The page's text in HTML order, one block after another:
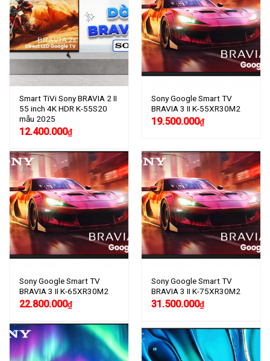
Smart TiVi Sony BRAVIA 2 II
55 inch 4K HDR K-55S20
mẫu 2025
12.400.000₫
Sony Google Smart TV
BRAVIA 3 II K-55XR30M2
19.500.000₫
Sony Google Smart TV
BRAVIA 3 II K-65XR30M2
22.800.000₫
Sony Google Smart TV
BRAVIA 3 II K-75XR30M2
31.500.000₫